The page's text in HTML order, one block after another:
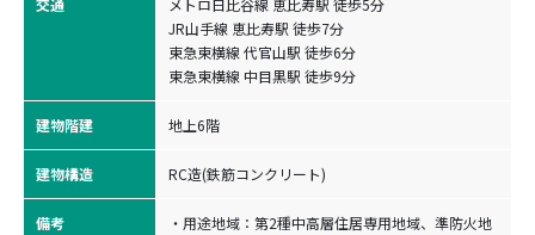
交通
メトロ日比谷線 恵比寿駅 徒歩5分
JR山手線 恵比寿駅 徒歩7分
東急東横線 代官山駅 徒歩6分
東急東横線 中目黒駅 徒歩9分
建物階建 地上6階
建物構造 RC造(鉄筋コンクリート)
備考
・用途地域：第2種中高層住居専用地域、準防火地